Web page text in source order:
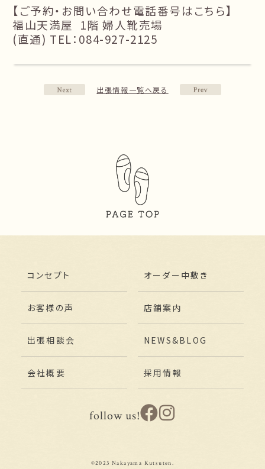
【ご予約・お問い合わせ電話番号はこちら】
福山天満屋 1階 婦人靴売場
(直通) TEL：084-927-2125
出張情報一覧へ戻る
コンセプト オーダー中敷き
お客様の声 店舗案内
出張相談会 NEWS&BLOG
会社概要 採用情報
follow us!
©2023 Nakayama Kutsuten.